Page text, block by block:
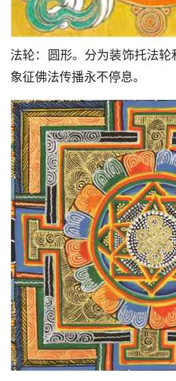
法轮：圆形。分为装饰托法轮
象征佛法传播永不停息。